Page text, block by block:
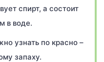
спирт, а состоит
в воде.
узнать по красно –
запаху.